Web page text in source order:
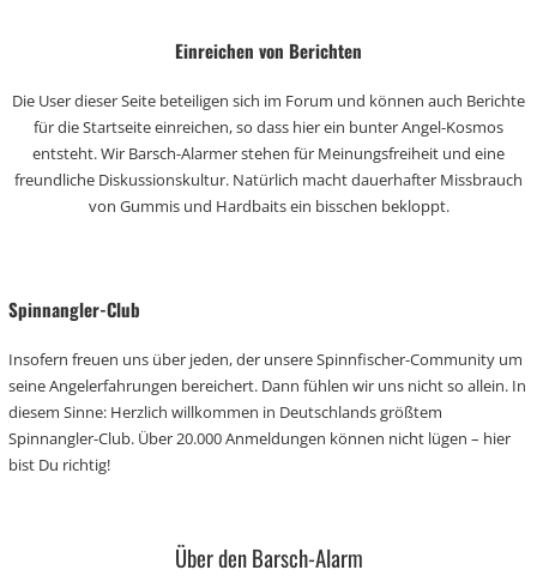
Einreichen von Berichten
Die User dieser Seite beteiligen sich im Forum und können auch Berichte
für die Startseite einreichen, so dass hier ein bunter Angel-Kosmos
entsteht. Wir Barsch-Alarmer stehen für Meinungsfreiheit und eine
freundliche Diskussionskultur. Natürlich macht dauerhafter Missbrauch
von Gummis und Hardbaits ein bisschen bekloppt.
Spinnangler-Club
Insofern freuen uns über jeden, der unsere Spinnfischer-Community um
seine Angelerfahrungen bereichert. Dann fühlen wir uns nicht so allein. In
diesem Sinne: Herzlich willkommen in Deutschlands größtem
Spinnangler-Club. Über 20.000 Anmeldungen können nicht lügen – hier
bist Du richtig!
Über den Barsch-Alarm